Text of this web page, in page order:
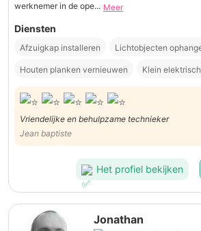
werknemer in de ope... Meer
Diensten
Afzuigkap installeren Lichtobjecten
Houten planken vernieuwen Klein
Vriendelijke en behulpzame technieker
Jean baptiste
Het profiel bekijken
Jonathan